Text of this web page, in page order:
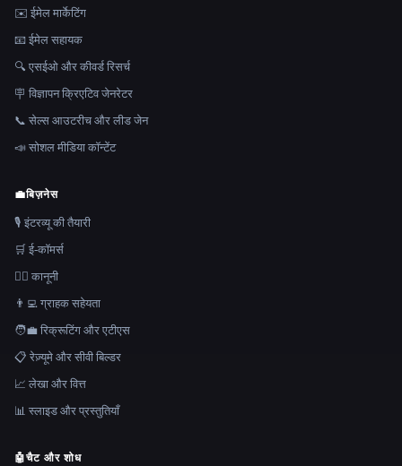
✉️ ईमेल मार्केटिंग
📧 ईमेल सहायक
🔍 एसईओ और कीवर्ड रिसर्च
🪧 विज्ञापन क्रिएटिव जेनरेटर
📞 सेल्स आउटरीच और लीड जेन
📣 सोशल मीडिया कॉन्टेंट
💼बिज़नेस
🎙️ इंटरव्यू की तैयारी
🛒 ई-कॉमर्स
👩‍⚖️ कानूनी
👨‍💻 ग्राहक सहेयता
🧑‍💼 रिक्रूटिंग और एटीएस
📋 रेज़्यूमे और सीवी बिल्डर
📈 लेखा और वित्त
📊 स्लाइड और प्रस्तुतियाँ
🤖चैट और शोध